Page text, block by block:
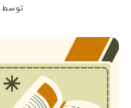
ارسال
توسط